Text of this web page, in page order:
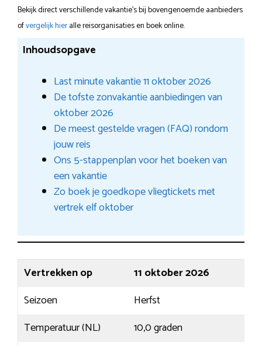
Bekijk direct verschillende vakantie's bij bovengenoemde aanbieders
ofvergelijk hieralle reisorganisaties en boek online.
Inhoudsopgave
Last minute vakantie 11 oktober 2026
De tofste zonvakantie aanbiedingen van
oktober 2026
De meest gestelde vragen (FAQ) rondom
jouw reis
Ons 5-stappenplan voor het boeken van
een vakantie
Zo boek je goedkope vliegtickets met
vertrek elf oktober
Vertrekken op
11 oktober 2026
Seizoen
Herfst
Temperatuur (NL)
10,0 graden